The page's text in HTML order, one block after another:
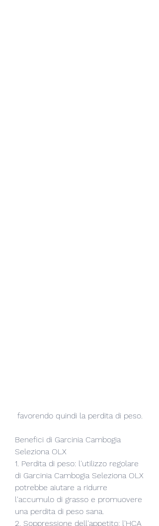
favorendo quindi la perdita di peso.
Benefici di Garcinia Cambogia
Seleziona OLX
1. Perdita di peso: l'utilizzo regolare
di Garcinia Cambogia Seleziona OLX
potrebbe aiutare a ridurre
l'accumulo di grasso e promuovere
una perdita di peso sana.
2. Soppressione dell'appetito: l'HCA